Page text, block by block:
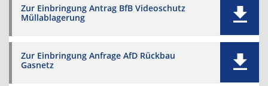
Zur Einbringung Antrag BfB Videoschutz
Müllablagerung
Zur Einbringung Anfrage AfD Rückbau
Gasnetz